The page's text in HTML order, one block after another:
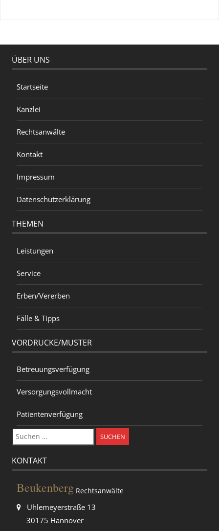
ÜBER UNS
Startseite
Kanzlei
Rechtsanwälte
Kontakt
Impressum
Datenschutzerklärung
THEMEN
Leistungen
Service
Erben/Vererben
Fälle & Tipps
VORDRUCKE/MUSTER
Betreuungsverfügung
Versorgungsvollmacht
Patientenverfügung
Suchen
nach:
KONTAKT
Beukenberg Rechtsanwälte
Uhlemeyerstraße 13
30175 Hannover